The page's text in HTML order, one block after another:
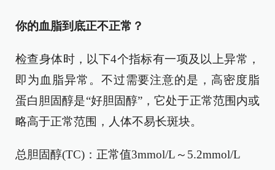
你的血脂到底正不正常？
检查身体时，以下4个指标有一项及以上异常，
即为血脂异常。不过需要注意的是，高密度脂
蛋白胆固醇是“好胆固醇”，它处于正常范围内或
略高于正常范围，人体不易长斑块。
总胆固醇(TC)：正常值3mmol/L～5.2mmol/L